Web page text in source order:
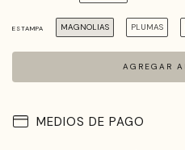
ESTAMPA MAGNOLIAS PLUMAS
MEDIOS DE PAGO